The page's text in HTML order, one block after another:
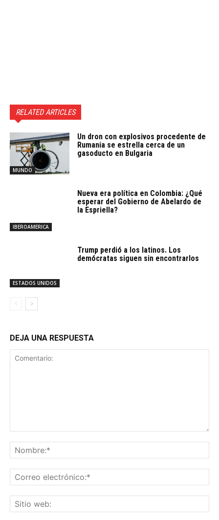
RELATED ARTICLES
MUNDO
Un dron con explosivos procedente de
Rumania se estrella cerca de un
gasoducto en Bulgaria
IBEROAMERICA
Nueva era política en Colombia: ¿Qué
esperar del Gobierno de Abelardo de
la Espriella?
ESTADOS UNIDOS
Trump perdió a los latinos. Los
demócratas siguen sin encontrarlos
DEJA UNA RESPUESTA